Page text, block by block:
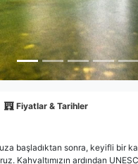
Fiyatlar & Tarihler
başladıktan sonra, keyifli bir
Kahvaltımızın ardından